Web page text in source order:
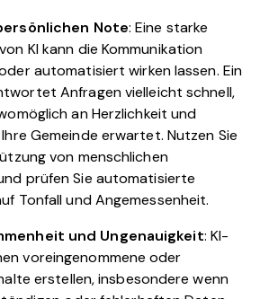
Note: Eine starke
KI kann die Kommunikation
automatisiert wirken lassen. Ein
Anfragen vielleicht schnell,
an Herzlichkeit und
Gemeinde erwartet. Nutzen Sie
von menschlichen
prüfen Sie automatisierte
Tonfall und Angemessenheit.
und Ungenauigkeit: KI-
voreingenommene oder
erstellen, insbesondere wenn